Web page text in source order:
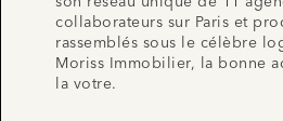
collaborateurs sur Paris et
rassemblés sous le célèbre
Moriss Immobilier, la bonne
la votre.